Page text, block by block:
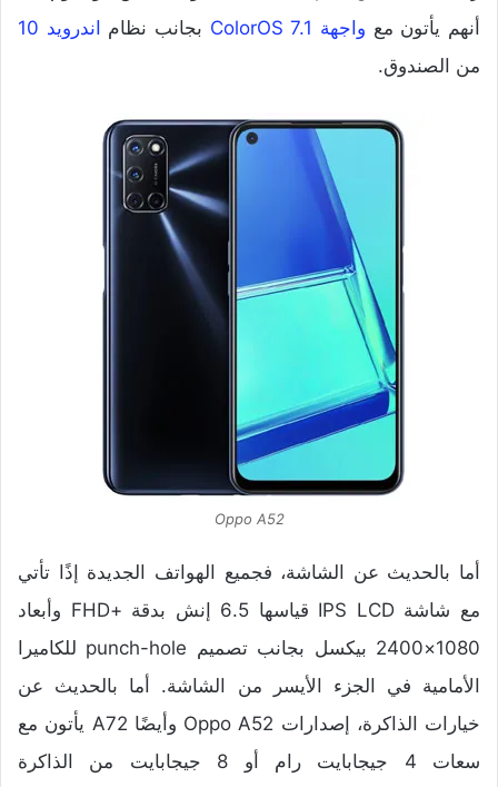
أنهم يأتون مع واجهة ColorOS 7.1 بجانب نظام
اندرويد 10
من الصندوق.
Oppo A52
أما بالحديث عن الشاشة، فجميع الهواتف الجديدة إذًا تأتي
مع شاشة IPS LCD قياسها 6.5 إنش بدقة +FHD وأبعاد
1080×2400 بيكسل بجانب تصميم punch-hole للكاميرا
الأمامية في الجزء الأيسر من الشاشة. أما بالحديث عن
خيارات الذاكرة، إصدارات Oppo A52 وأيضًا A72 يأتون مع
سعات 4 جيجابايت رام أو 8 جيجابايت من الذاكرة